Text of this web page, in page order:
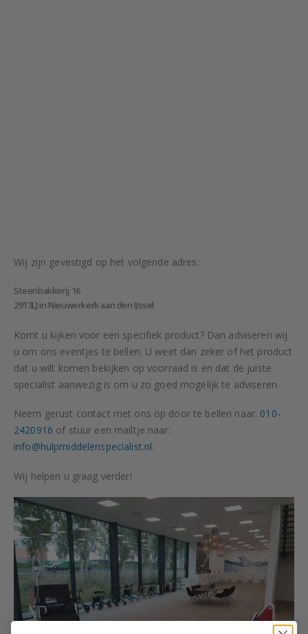
Wij zijn gevestigd op het volgende adres:
Steenbakkerij 16
2913LJ in Nieuwerkerk aan den IJssel
Komt u kijken voor een specifiek product? Dan adviseren wij
u om ons eventjes te bellen. U weet dan zeker of het product
dat u wilt komen bekijken op voorraad is en dat de juiste
specialist aanwezig is om u zo goed mogelijk te adviseren.
Neem gerust contact met ons op door te bellen naar: 010-
2420916 of stuur een mailtje naar:
info@hulpmiddelenspecialist.nl.
Wij helpen u graag verder!